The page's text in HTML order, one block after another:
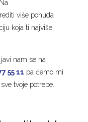
više ponuda
koja ti najviše
nam se na
55 11 pa ćemo mi
tvoje potrebe.